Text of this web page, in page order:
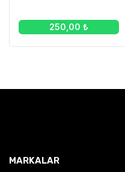
250,00 ₺
MARKALAR